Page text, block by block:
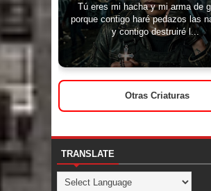
Tú eres mi hacha y mi arma de
porque contigo haré pedazos las
y contigo destruiré l...
Otras Criaturas
TRANSLATE